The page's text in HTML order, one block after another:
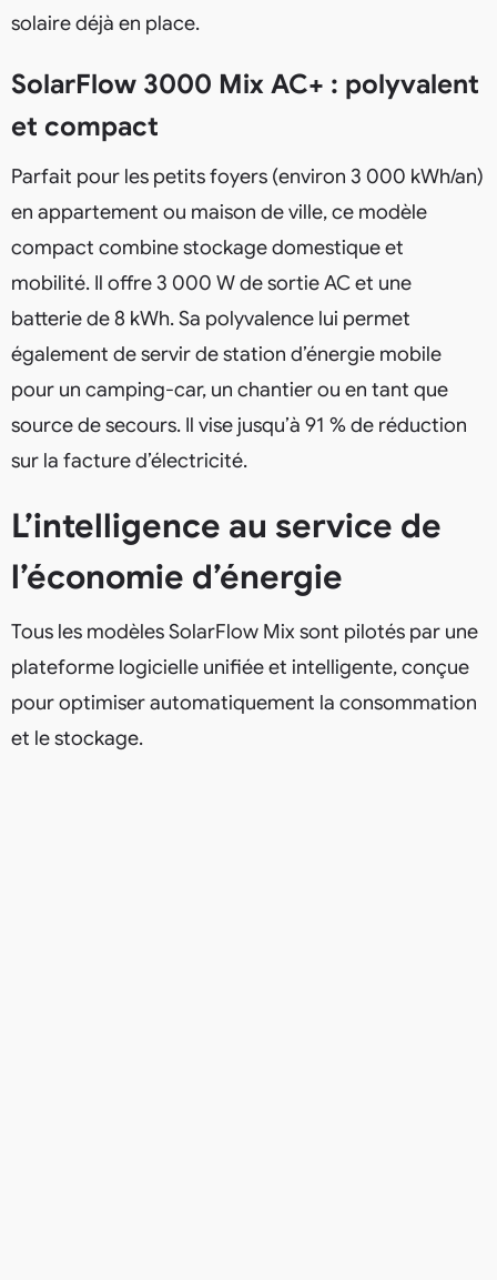
solaire déjà en place.
SolarFlow 3000 Mix AC+ : polyvalent
et compact
Parfait pour les petits foyers (environ 3 000 kWh/an)
en appartement ou maison de ville, ce modèle
compact combine stockage domestique et
mobilité. Il offre 3 000 W de sortie AC et une
batterie de 8 kWh. Sa polyvalence lui permet
également de servir de station d’énergie mobile
pour un camping-car, un chantier ou en tant que
source de secours. Il vise jusqu’à 91 % de réduction
sur la facture d’électricité.
L’intelligence au service de
l’économie d’énergie
Tous les modèles SolarFlow Mix sont pilotés par une
plateforme logicielle unifiée et intelligente, conçue
pour optimiser automatiquement la consommation
et le stockage.